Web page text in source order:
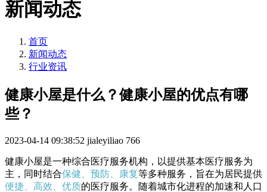
新闻动态
首页
新闻动态
行业资讯
健康小屋是什么？健康小屋的优点有哪
些？
2023-04-14 09:38:52 jialeyiliao 766
健康小屋是一种综合医疗服务机构，以提供基本医疗服务为
主，同时结合保健、预防、康复等多种服务，旨在为居民提供
便捷、高效、优质的医疗服务。随着城市化进程的加速和人口